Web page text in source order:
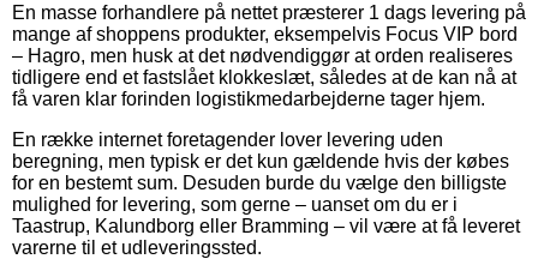
En masse forhandlere på nettet præsterer 1 dags levering på
mange af shoppens produkter, eksempelvis Focus VIP bord
– Hagro, men husk at det nødvendiggør at orden realiseres
tidligere end et fastslået klokkeslæt, således at de kan nå at
få varen klar forinden logistikmedarbejderne tager hjem.
En række internet foretagender lover levering uden
beregning, men typisk er det kun gældende hvis der købes
for en bestemt sum. Desuden burde du vælge den billigste
mulighed for levering, som gerne – uanset om du er i
Taastrup, Kalundborg eller Bramming – vil være at få leveret
varerne til et udleveringssted.